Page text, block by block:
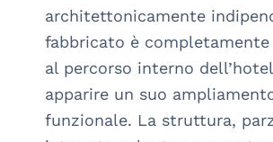
architettonicamente
fabbricato è
al percorso interno
apparire un suo
funzionale. La struttura,